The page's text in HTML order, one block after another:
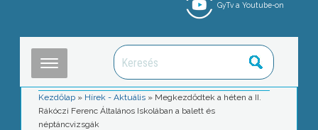
GyTv a Youtube-on
Kezdőlap » Hírek - Aktuális » Megkezdődtek a héten a II.
Rákóczi Ferenc Általános Iskolában a balett és
néptáncvizsgák